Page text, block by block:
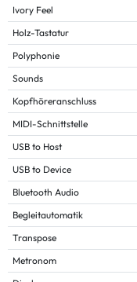
Ivory Feel
Holz-Tastatur
Polyphonie
Sounds
Kopfhöreranschluss
MIDI-Schnittstelle
USB to Host
USB to Device
Bluetooth Audio
Begleitautomatik
Transpose
Metronom